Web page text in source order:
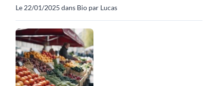
Le 22/01/2025 dans Bio par Lucas